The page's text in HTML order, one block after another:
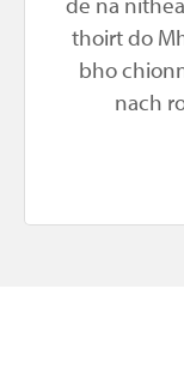
thoirt do
bho
nach